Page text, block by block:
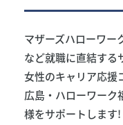
マザーズハローワー
など就職に直結する
女性のキャリア応援
広島・ハローワーク
様をサポートします!